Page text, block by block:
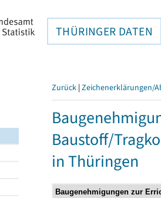
THÜRINGER DATEN
Zurück | Zeichenerklärungen/
Baustoff/
in Thüringen